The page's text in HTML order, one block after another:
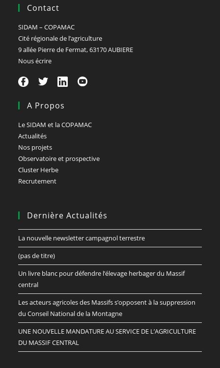
Contact
SIDAM – COPAMAC
Cité régionale de l’agriculture
9 allée Pierre de Fermat, 63170 AUBIERE
Nous écrire
A Propos
Le SIDAM et la COPAMAC
Actualités
Nos projets
Observatoire et prospective
Cluster Herbe
Recrutement
Dernière Actualités
La nouvelle newsletter campagnol terrestre
(pas de titre)
Un livre blanc pour défendre l’élevage herbager du Massif
central
Les acteurs agricoles des Massifs s’opposent à la suppression
du Conseil National de la Montagne
UNE NOUVELLE MANDATURE AU SERVICE DE L’AGRICULTURE
DU MASSIF CENTRAL